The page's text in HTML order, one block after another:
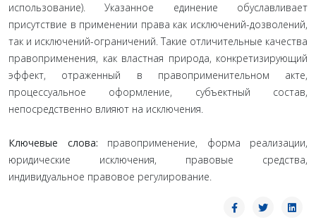
использование). Указанное единение обуславливает
присутствие в применении права как исключений-дозволений,
так и исключений-ограничений. Такие отличительные качества
правоприменения, как властная природа, конкретизирующий
эффект, отраженный в правоприменительном акте,
процессуальное оформление, субъектный состав,
непосредственно влияют на исключения.
Ключевые слова: правоприменение, форма реализации,
юридические исключения, правовые средства,
индивидуальное правовое регулирование.